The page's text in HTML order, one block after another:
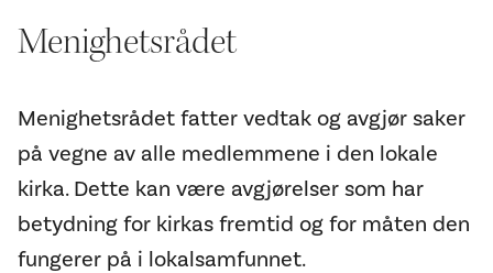
Menighetsrådet
Menighetsrådet fatter vedtak og avgjør saker
på vegne av alle medlemmene i den lokale
kirka. Dette kan være avgjørelser som har
betydning for kirkas fremtid og for måten den
fungerer på i lokalsamfunnet.